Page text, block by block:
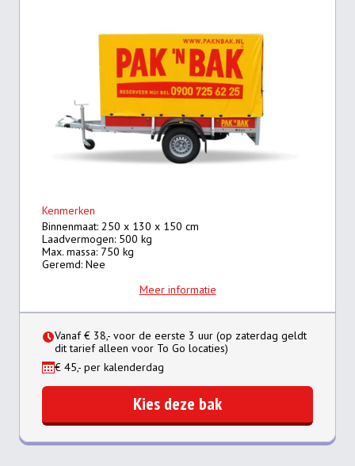
Kenmerken
Binnenmaat: 250 x 130 x 150 cm
Laadvermogen: 500 kg
Max. massa: 750 kg
Geremd: Nee
Meer informatie
Vanaf € 38,- voor de eerste 3 uur (op zaterdag geldt
dit tarief alleen voor To Go locaties)
€ 45,- per kalenderdag
Kies deze bak